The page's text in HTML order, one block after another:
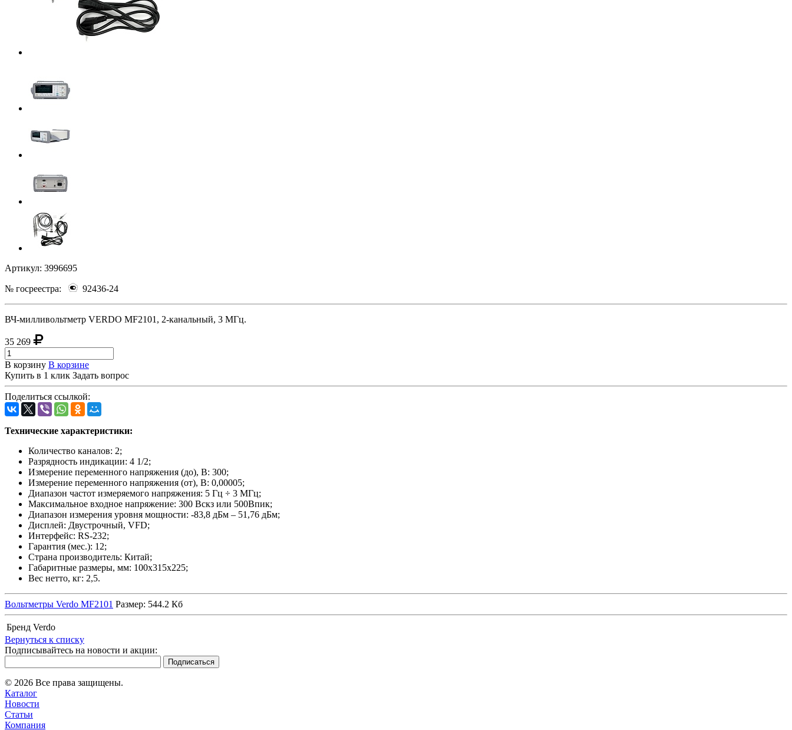
Артикул: 3996695
№ госреестра: 92436-24
ВЧ-милливольтметр VERDO MF2101, 2-канальный, 3 МГц.
35 269
В корзину В корзине
Купить в 1 клик Задать вопрос
Поделиться ссылкой:
Технические характеристики:
Количество каналов: 2;
Разрядность индикации: 4 1/2;
Измерение переменного напряжения (до), В: 300;
Измерение переменного напряжения (от), В: 0,00005;
Диапазон частот измеряемого напряжения: 5 Гц ÷ 3 МГц;
Максимальное входное напряжение: 300 Вскз или 500Впик;
Диапазон измерения уровня мощности: -83,8 дБм – 51,76 дБм;
Дисплей: Двустрочный, VFD;
Интерфейс: RS-232;
Гарантия (мес.): 12;
Страна производитель: Китай;
Габаритные размеры, мм: 100х315х225;
Вес нетто, кг: 2,5.
Вольтметры Verdo MF2101 Размер: 544.2 Кб
Бренд Verdo
Вернуться к списку
Подписывайтесь на новости и акции:
© 2026 Все права защищены.
Каталог
Новости
Статьи
Компания